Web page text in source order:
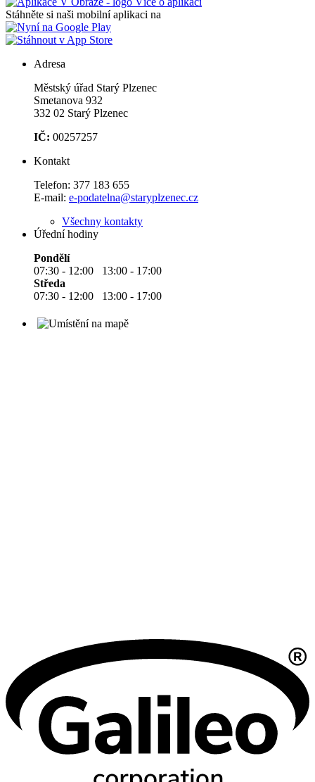
Stáhněte si naši mobilní aplikaci na
Adresa
Městský úřad Starý Plzenec
Smetanova 932
332 02 Starý Plzenec
IČ: 00257257
Kontakt
Telefon: 377 183 655
E-mail: e-podatelna@staryplzenec.cz
Všechny kontakty
Úřední hodiny
Pondělí
07:30 - 12:00 13:00 - 17:00
Středa
07:30 - 12:00 13:00 - 17:00